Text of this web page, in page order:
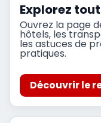
Explorez
Ouvrez la page
hôtels, les
les astuces de
pratiques.
Découvrir le